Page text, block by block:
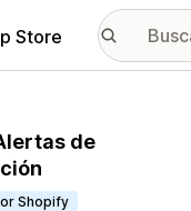
Store
de
Shopify